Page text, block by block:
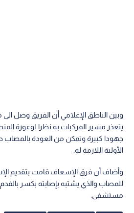
وبين الناطق الإعلامي أن الفريق وصل
يتعذر مسير المركبات به نظرا لوعورة
جهودا كبيرة وتمكن من العودة بالمصاب
الأولية اللازمة له.
وأضاف أن فرق الإسعاف قامت بتقديم
للمصاب والذي يشتبه بإصابته بكسر
مستشفى.